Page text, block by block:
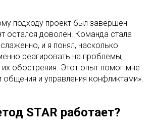
подходу проект был завершен
остался доволен. Команда стала
и я понял, насколько
реагировать на проблемы,
обострения. Этот опыт помог мне
общения и управления конфликтами».
STAR работает?